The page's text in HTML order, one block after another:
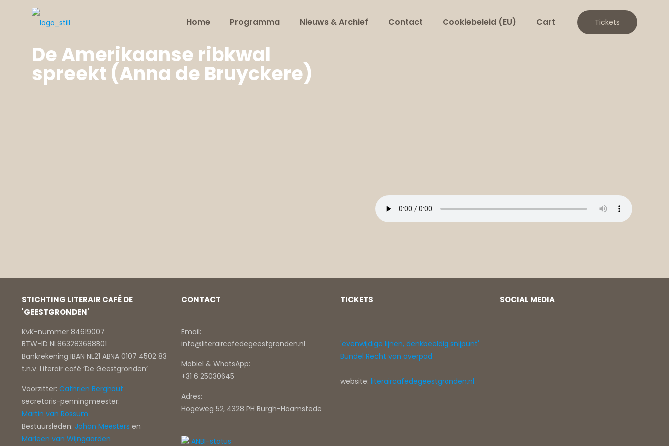
Home Programma Nieuws & Archief Contact Cookiebeleid (EU) Cart Tickets
De Amerikaanse ribkwal
spreekt (Anna de Bruyckere)
STICHTING LITERAIR CAFÉ DE
'GEESTGRONDEN'
KvK-nummer 84619007
BTW-ID NL863283688B01
Bankrekening IBAN NL21 ABNA 0107 4502 83
t.n.v. Literair café ‘De Geestgronden’
Voorzitter: Cathrien Berghout
secretaris-penningmeester:
Martin van Rossum
Bestuursleden: Johan Meesters en
Marleen van Wijngaarden
CONTACT
Email:
info@literaircafedegeestgronden.nl
Mobiel & WhatsApp:
+31 6 25030645
Adres:
Hogeweg 52, 4328 PH Burgh-Haamstede
ANBI-status
TICKETS
'evenwijdige lijnen, denkbeeldig snijpunt'
Bundel Recht van overpad
website: literaircafedegeestgronden.nl
SOCIAL MEDIA